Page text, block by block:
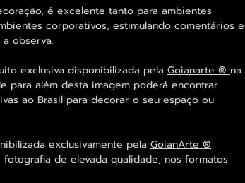
é excelente tanto para ambientes
corporativos, estimulando comentários e
observa.
exclusiva disponibilizada pela Goianarte ®na
para além desta imagem poderá encontrar
ao Brasil para decorar o seu espaço ou
exclusivamente pela GoianArte ®
de elevada qualidade, nos formatos